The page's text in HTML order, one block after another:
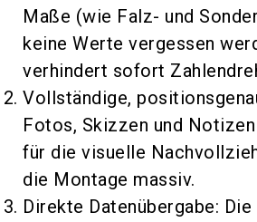
Maße (wie Falz- und
keine Werte vergessen
verhindert sofort
Vollständige,
Fotos, Skizzen und
für die visuelle
die Montage massiv.
Direkte Datenübergabe: